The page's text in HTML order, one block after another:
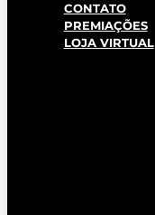
CONTATO
PREMIAÇÕES
LOJA VIRTUAL